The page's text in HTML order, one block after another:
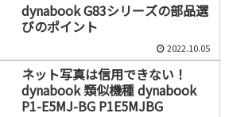
dynabook G83シリーズの部品選
びのポイント
2022.10.05
ネット写真は信用できない！
dynabook 類似機種 dynabook
P1-E5MJ-BG P1E5MJBG